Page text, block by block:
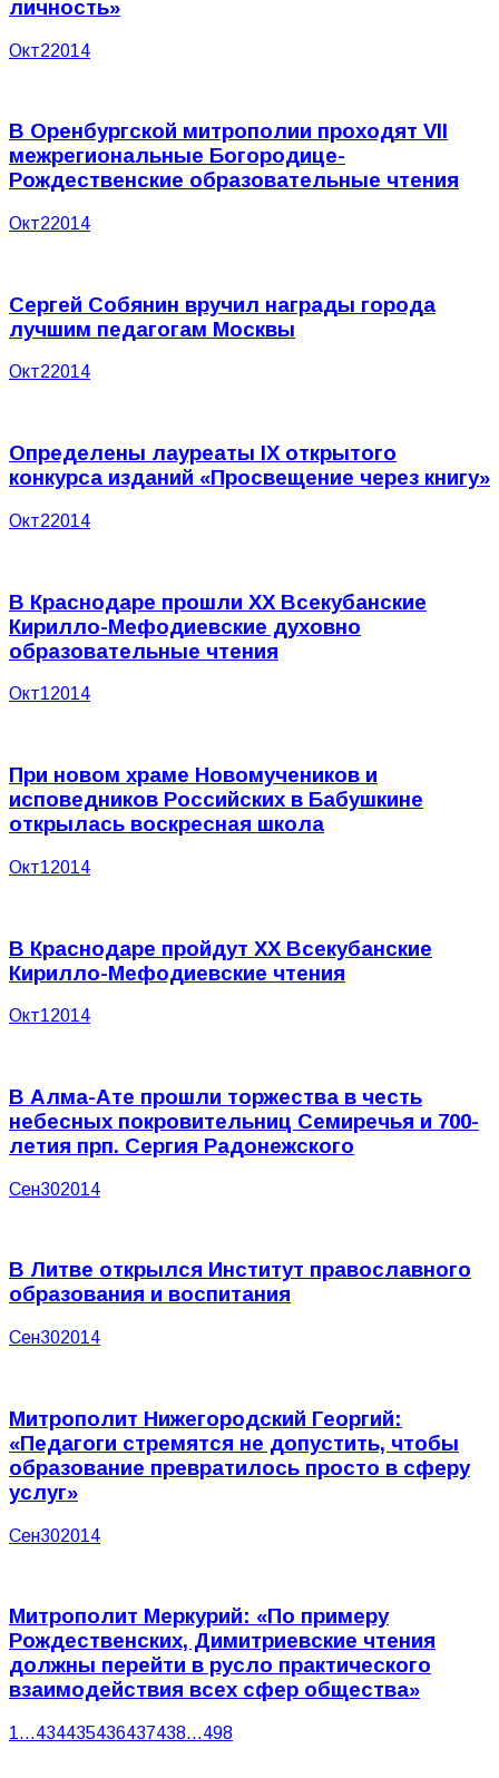
личность»
Окт22014
В Оренбургской митрополии проходят VII
межрегиональные Богородице-
Рождественские образовательные чтения
Окт22014
Сергей Собянин вручил награды города
лучшим педагогам Москвы
Окт22014
Определены лауреаты IX открытого
конкурса изданий «Просвещение через книгу»
Окт22014
В Краснодаре прошли ХХ Всекубанские
Кирилло-Мефодиевские духовно
образовательные чтения
Окт12014
При новом храме Новомучеников и
исповедников Российских в Бабушкине
открылась воскресная школа
Окт12014
В Краснодаре пройдут XX Всекубанские
Кирилло-Мефодиевские чтения
Окт12014
В Алма-Ате прошли торжества в честь
небесных покровительниц Семиречья и 700-
летия прп. Сергия Радонежского
Сен302014
В Литве открылся Институт православного
образования и воспитания
Сен302014
Митрополит Нижегородский Георгий:
«Педагоги стремятся не допустить, чтобы
образование превратилось просто в сферу
услуг»
Сен302014
Митрополит Меркурий: «По примеру
Рождественских, Димитриевские чтения
должны перейти в русло практического
взаимодействия всех сфер общества»
1…434435436437438…498